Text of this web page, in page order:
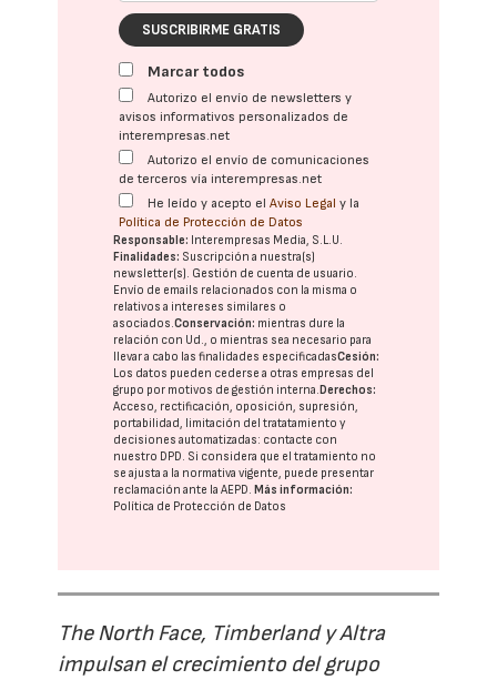
SUSCRIBIRME GRATIS
Marcar todos
Autorizo el envío de newsletters y
avisos informativos personalizados de
interempresas.net
Autorizo el envío de comunicaciones
de terceros vía interempresas.net
He leído y acepto elAviso Legal y la
Política de Protección de Datos
Responsable: Interempresas Media, S.L.U.
Finalidades: Suscripción a nuestra(s)
newsletter(s). Gestión de cuenta de usuario.
Envío de emails relacionados con la misma o
relativos a intereses similares o
asociados.Conservación: mientras dure la
relación con Ud., o mientras sea necesario para
llevar a cabo las finalidades especificadasCesión:
Los datos pueden cederse a otras empresas del
grupo por motivos de gestión interna. Derechos:
Acceso, rectificación, oposición, supresión,
portabilidad, limitación del tratatamiento y
decisiones automatizadas: contacte con
nuestro DPD. Si considera que el tratamiento no
se ajusta a la normativa vigente, puede presentar
reclamación ante laAEPD. Más información:
Política de Protección de Datos
The North Face, Timberland y Altra
impulsan el crecimiento del grupo